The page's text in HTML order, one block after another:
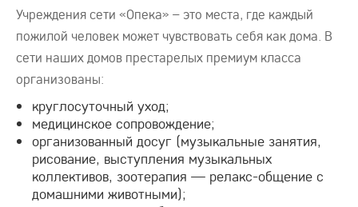
Учреждения сети «Опека» – это места, где каждый
пожилой человек может чувствовать себя как дома. В
сети наших домов престарелых премиум класса
организованы:
круглосуточный уход;
медицинское сопровождение;
организованный досуг (музыкальные занятия,
рисование, выступления музыкальных
коллективов, зоотерапия — релакс-общение с
домашними животными);